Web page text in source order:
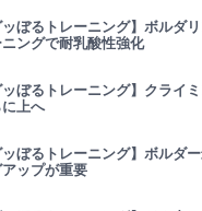
ッぼるトレーニング】ボルダ
ニングで耐乳酸性強化
ッぼるトレーニング】クライ
に上へ
ッぼるトレーニング】ボルダ
アップが重要